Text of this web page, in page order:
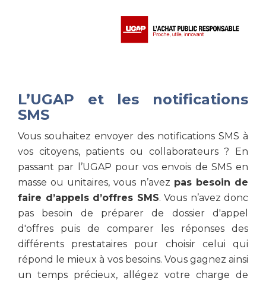
L’UGAP et les notifications
SMS
Vous souhaitez envoyer des notifications SMS à
vos citoyens, patients ou collaborateurs ? En
passant par l’UGAP pour vos envois de SMS en
masse ou unitaires, vous n’avez pas besoin de
faire d’appels d’offres SMS. Vous n’avez donc
pas besoin de préparer de dossier d'appel
d'offres puis de comparer les réponses des
différents prestataires pour choisir celui qui
répond le mieux à vos besoins. Vous gagnez ainsi
un temps précieux, allégez votre charge de